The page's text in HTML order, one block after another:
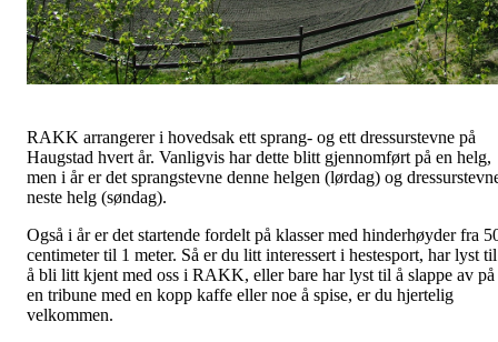
RAKK arrangerer i hovedsak ett sprang- og ett dressurstevne på
Haugstad hvert år. Vanligvis har dette blitt gjennomført på en helg,
men i år er det sprangstevne denne helgen (lørdag) og
neste helg (søndag).
Også i år er det startende fordelt på klasser med hinderhøyder fra
centimeter til 1 meter. Så er du litt interessert i hestesport, har lyst til
å bli litt kjent med oss i RAKK, eller bare har lyst til å slappe av på
en tribune med en kopp kaffe eller noe å spise, er du hjertelig
velkommen.